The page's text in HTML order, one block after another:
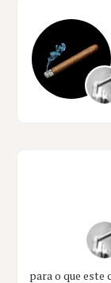
para o que este